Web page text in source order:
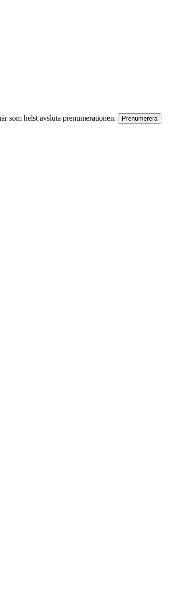
som helst avsluta prenumerationen.